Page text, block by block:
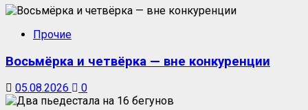
Прочие
Восьмёрка и четвёрка — вне конкуренции
05.08.2026 0